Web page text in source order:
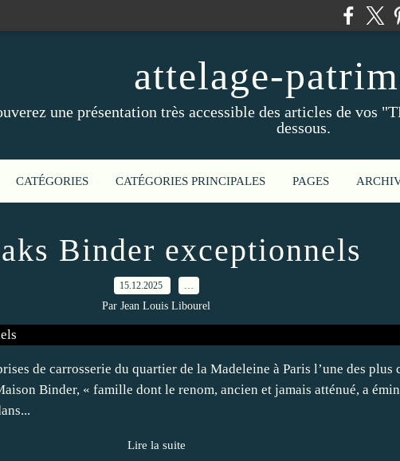
attelage-
une présentation très accessible des articles de vos
dessous.
CATÉGORIES CATÉGORIES PRINCIPALES PAGES
Binder exceptionnels
15.12.2025 …
Par Jean Louis Libourel
de carrosserie du quartier de la Madeleine à Paris l’une des plus
Binder, « famille dont le renom, ancien et jamais atténué, a
Lire la suite